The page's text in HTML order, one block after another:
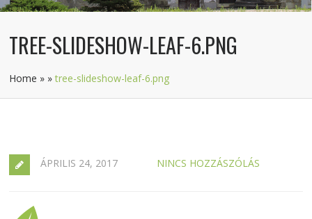
TREE-SLIDESHOW-LEAF-6.PNG
Home » »tree-slideshow-leaf-6.png
ÁPRILIS 24, 2017 NINCS HOZZÁSZÓLÁS